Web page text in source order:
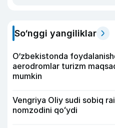
So‘nggi yangiliklar
O‘zbekistonda
aerodromlar turizm
mumkin
Vengriya Oliy sudi sobiq
nomzodini qoʻydi